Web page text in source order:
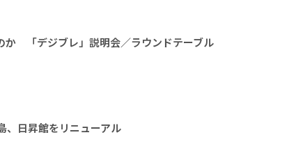
か 「デジブレ」説明会／ラウンドテーブル
日昇館をリニューアル